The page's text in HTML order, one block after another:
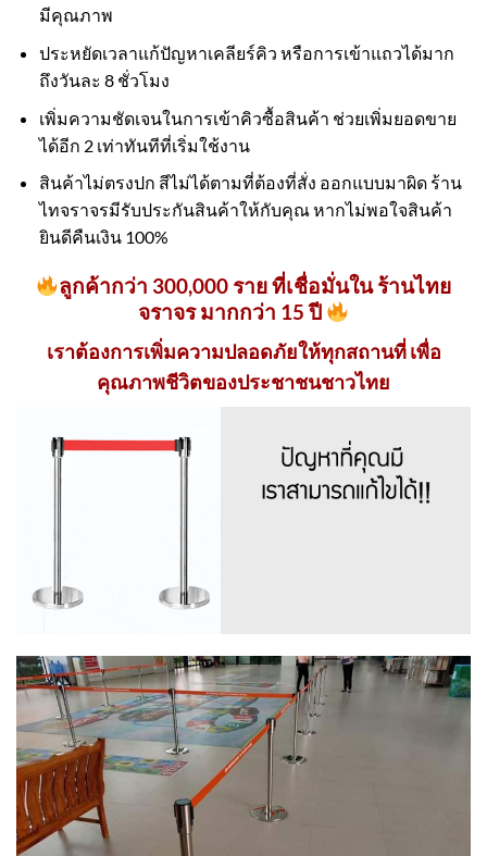
มีคุณภาพ
ประหยัดเวลาแก้ปัญหาเคลียร์คิว หรือการเข้าแถวได้มาก
ถึงวันละ 8 ชั่วโมง
เพิ่มความชัดเจนในการเข้าคิวซื้อสินค้า ช่วยเพิ่มยอดขาย
ได้อีก 2 เท่าทันทีที่เริ่มใช้งาน
สินค้าไม่ตรงปก สีไม่ได้ตามที่ต้องที่สั่ง ออกแบบมาผิด ร้าน
ไทจราจรมีรับประกันสินค้าให้กับคุณ หากไม่พอใจสินค้า
ยินดีคืนเงิน 100%
ลูกค้ากว่า 300,000 ราย ที่เชื่อมั่นใน ร้านไทย
จราจร มากกว่า 15 ปี
เราต้องการเพิ่มความปลอดภัยให้ทุกสถานที่ เพื่อ
คุณภาพชีวิตของประชาชนชาวไทย